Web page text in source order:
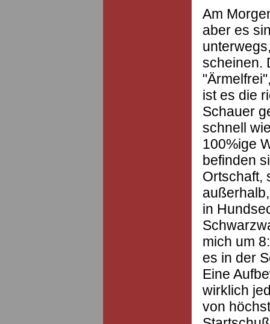
Am
aber es
scheinen.
ist es die
Schauer
schnell
100%ige
befinden
Ortschaft,
in
mich um
es in der
Eine
wirklich
von